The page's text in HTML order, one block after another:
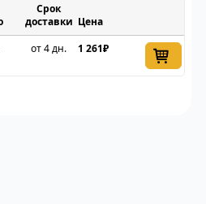
Срок
доставки Цена
от 4 дн. 1 261₽